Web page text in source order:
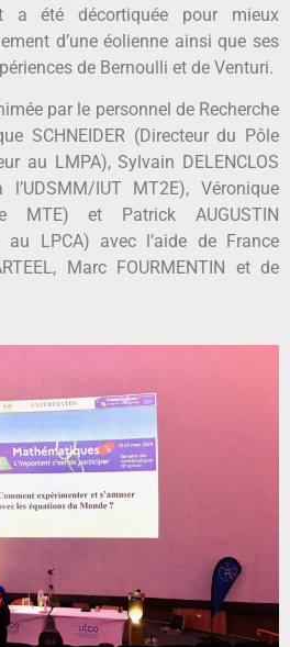
a été décortiquée pour mieux
d’une éolienne ainsi que ses
de Bernoulli et de Venturi.
par le personnel de Recherche
SCHNEIDER (Directeur du Pôle
au LMPA), Sylvain DELENCLOS
l’UDSMM/IUT MT2E), Véronique
MTE) et Patrick AUGUSTIN
au LPCA) avec l’aide de France
Marc FOURMENTIN et de